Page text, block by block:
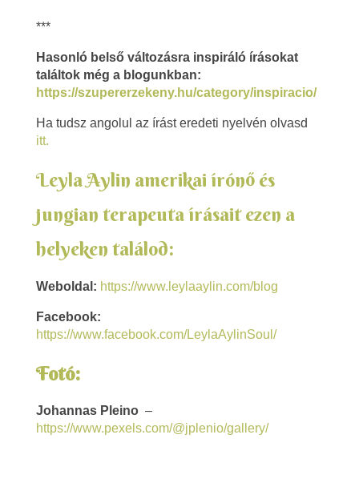
***
Hasonló belső változásra inspiráló írásokat
találtok még a blogunkban:
https://szupererzekeny.hu/category/inspiracio/
Ha tudsz angolul az írást eredeti nyelvén olvasd
itt.
Leyla Aylin amerikai írónő és
jungian terapeuta írásait ezen a
helyeken találod:
Weboldal: https://www.leylaaylin.com/blog
Facebook:
https://www.facebook.com/LeylaAylinSoul/
Fotó:
Johannas Pleino –
https://www.pexels.com/@jplenio/gallery/